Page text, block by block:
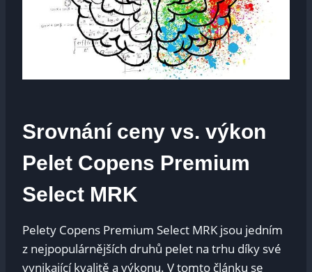
Srovnání ‌ceny⁣ vs. výkon
Pelet Copens Premium⁣
Select MRK
Pelety Copens Premium Select MRK‌ jsou jedním⁣
z ‌nejpopulárnějších druhů pelet ⁤na trhu⁣ díky své​
vynikající​ kvalitě a výkonu.⁣ V tomto článku se